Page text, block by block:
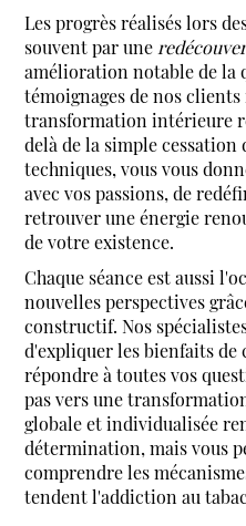
Les progrès réalisés lors
souvent par une
amélioration notable de la
témoignages de nos
transformation intérieure
delà de la simple cessation
techniques, vous vous
avec vos passions, de
retrouver une énergie
de votre existence.
Chaque séance est aussi
nouvelles perspectives
constructif. Nos
d'expliquer les bienfaits de
répondre à toutes vos
pas vers une
globale et individualisée
détermination, mais vous
comprendre les
tendent l'addiction au